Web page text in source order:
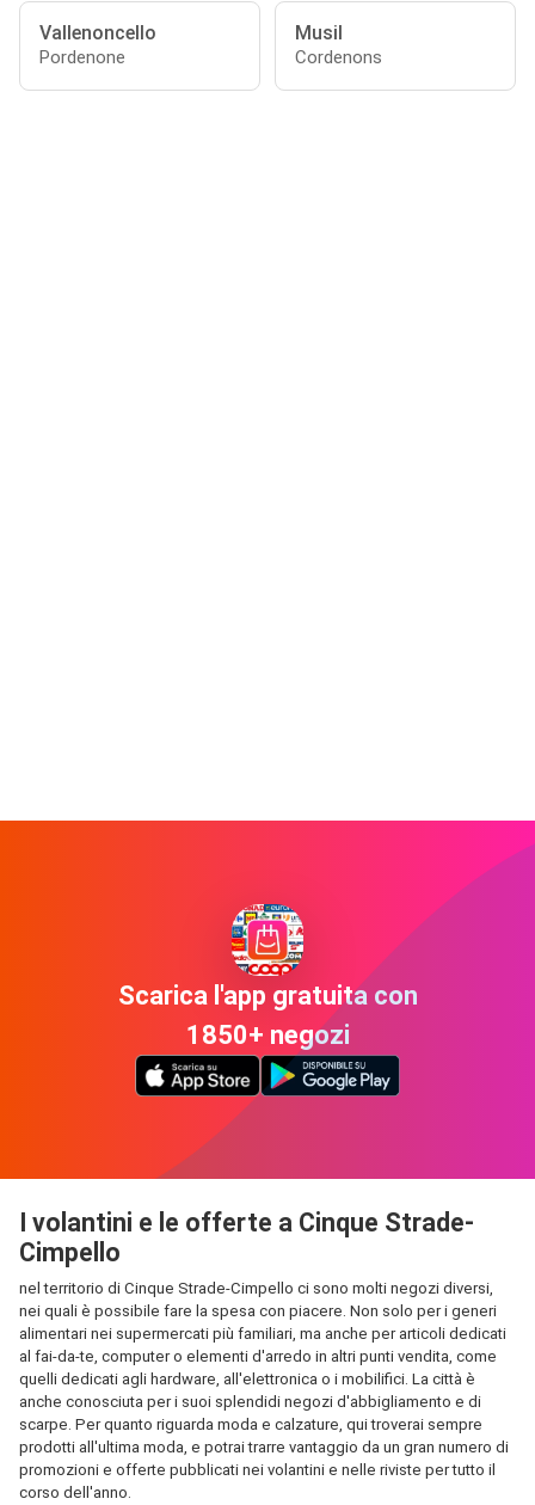
Vallenoncello
Pordenone
Musil
Cordenons
Scarica l'app gratuita con
1850+ negozi
I volantini e le offerte a Cinque Strade-
Cimpello
nel territorio di Cinque Strade-Cimpello ci sono molti negozi diversi,
nei quali è possibile fare la spesa con piacere. Non solo per i generi
alimentari nei supermercati più familiari, ma anche per articoli dedicati
al fai-da-te, computer o elementi d'arredo in altri punti vendita, come
quelli dedicati agli hardware, all'elettronica o i mobilifici. La città è
anche conosciuta per i suoi splendidi negozi d'abbigliamento e di
scarpe. Per quanto riguarda moda e calzature, qui troverai sempre
prodotti all'ultima moda, e potrai trarre vantaggio da un gran numero di
promozioni e offerte pubblicati nei volantini e nelle riviste per tutto il
corso dell'anno.